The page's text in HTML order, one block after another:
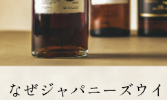
Language:
JP EN CH KO
なぜジャパニーズウ